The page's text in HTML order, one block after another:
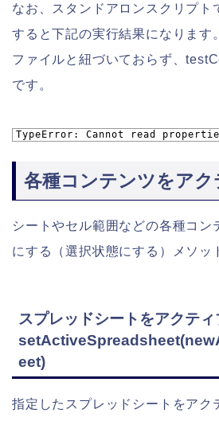
なお、スタンドアロンスクリプト
すると下記の実行結果になります
ファイルと紐づいておらず、
です。
TypeError: Cannot read
各種コンテンツをアク
シートやセル範囲などの各種コン
にする（選択状態にする）メソッ
スプレッドシートをアクティ
eet)
指定したスプレッドシートをアク